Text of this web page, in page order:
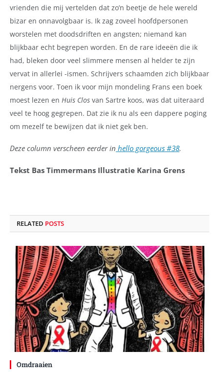
vrienden die mij vertelden dat zo’n beetje de hele wereld
bizar en onnavolgbaar is. Ik zag zoveel hoofdpersonen
worstelen met doodsdriften en angsten; niemand kan
blijkbaar echt begrepen worden. En de rare ideeën die ik
had, bleken door veel slimmere mensen al helder te zijn
vervat in allerlei -ismen. Schrijvers schaamden zich blijkbaar
nergens voor. Toen ik voor mijn mondeling Frans een boek
moest lezen en Huis Clos van Sartre koos, was dat uiteraard
veel te hoog gegrepen. Dat zie ik nu als een dappere poging
om mezelf te bewijzen dat ik niet gek ben.
Deze column verscheen eerder in hello gorgeous #38.
Tekst Bas Timmermans Illustratie Karina Grens
RELATED POSTS
Omdraaien